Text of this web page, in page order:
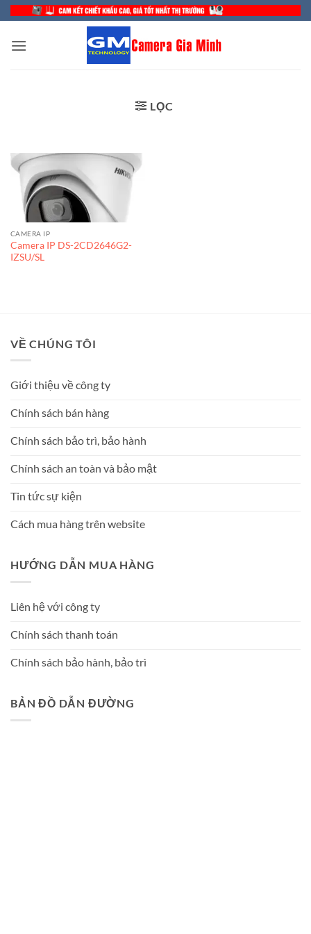
Bỏ
qua
nội
LỌC
CAMERA IP
Camera IP DS-2CD2646G2-
IZSU/SL
VỀ CHÚNG TÔI
Giới thiệu về công ty
Chính sách bán hàng
Chính sách bảo trì, bảo hành
Chính sách an toàn và bảo mật
Tin tức sự kiện
Cách mua hàng trên website
HƯỚNG DẪN MUA HÀNG
Liên hệ với công ty
Chính sách thanh toán
Chính sách bảo hành, bảo trì
BẢN ĐỒ DẪN ĐƯỜNG